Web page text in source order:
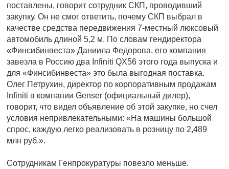
поставлены, говорит сотрудник СКП, проводивший
закупку. Он не смог ответить, почему СКП выбрал в
качестве средства передвижения 7-местный люксовый
автомобиль длиной 5,2 м. По словам гендиректора
«Финсибинвеста» Даниила Федорова, его компания
завезла в Россию два Infiniti QX56 этого года выпуска и
для «Финсибинвеста» это была выгодная поставка.
Олег Петрухин, директор по корпоративным продажам
Infiniti в компании Genser (официальный дилер),
говорит, что видел объявление об этой закупке, но счел
условия непривлекательными: «На машины большой
спрос, каждую легко реализовать в розницу по 2,489
млн руб.».
Сотрудникам Генпрокуратуры повезло меньше.